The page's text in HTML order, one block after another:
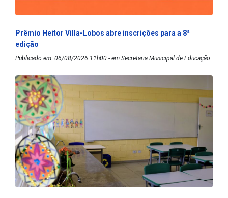
Prêmio Heitor Villa-Lobos abre inscrições para a 8ª
edição
Publicado em: 06/08/2026 11h00 - em Secretaria Municipal de Educação